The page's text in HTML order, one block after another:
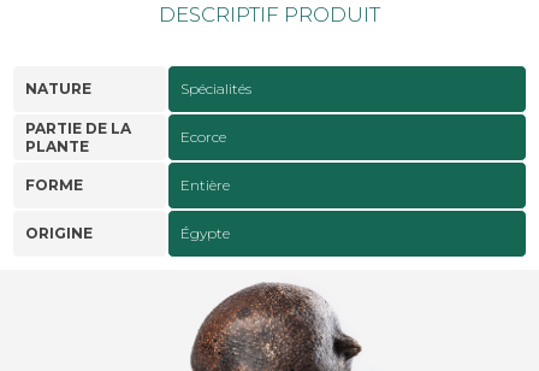
DESCRIPTIF PRODUIT
NATURE Spécialités
PARTIE DE LA
PLANTE
Ecorce
FORME Entière
ORIGINE Égypte